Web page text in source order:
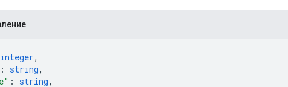
integer,
: string,
: string,